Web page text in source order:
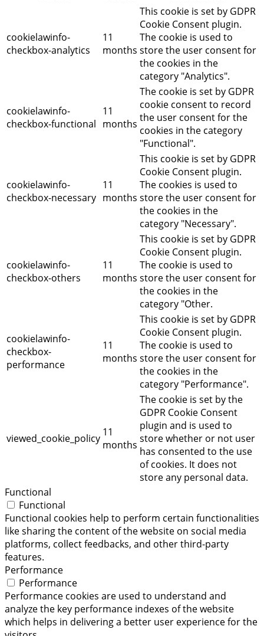
cookielawinfo-
checkbox-analytics
11
months
This cookie is set by GDPR
Cookie Consent plugin.
The cookie is used to
store the user consent for
the cookies in the
category "Analytics".
cookielawinfo-
checkbox-functional
11
months
The cookie is set by GDPR
cookie consent to record
the user consent for the
cookies in the category
"Functional".
cookielawinfo-
checkbox-necessary
11
months
This cookie is set by GDPR
Cookie Consent plugin.
The cookies is used to
store the user consent for
the cookies in the
category "Necessary".
cookielawinfo-
checkbox-others
11
months
This cookie is set by GDPR
Cookie Consent plugin.
The cookie is used to
store the user consent for
the cookies in the
category "Other.
cookielawinfo-
checkbox-
performance
11
months
This cookie is set by GDPR
Cookie Consent plugin.
The cookie is used to
store the user consent for
the cookies in the
category "Performance".
viewed_cookie_policy 11
months
The cookie is set by the
GDPR Cookie Consent
plugin and is used to
store whether or not user
has consented to the use
of cookies. It does not
store any personal data.
Functional
Functional
Functional cookies help to perform certain functionalities
like sharing the content of the website on social media
platforms, collect feedbacks, and other third-party
features.
Performance
Performance
Performance cookies are used to understand and
analyze the key performance indexes of the website
which helps in delivering a better user experience for the